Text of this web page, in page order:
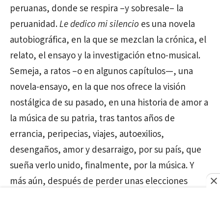
peruanas, donde se respira –y sobresale– la
peruanidad.Le dedico mi silencio es una novela
autobiográfica, en la que se mezclan la crónica, el
relato, el ensayo y la investigación etno-musical.
Semeja, a ratos –o en algunos capítulos—, una
novela-ensayo, en la que nos ofrece la visión
nostálgica de su pasado, en una historia de amor a
la música de su patria, tras tantos años de
errancia, peripecias, viajes, autoexilios,
desengaños, amor y desarraigo, por su país, que
sueña verlo unido, finalmente, por la música. Y
más aún, después de perder unas elecciones